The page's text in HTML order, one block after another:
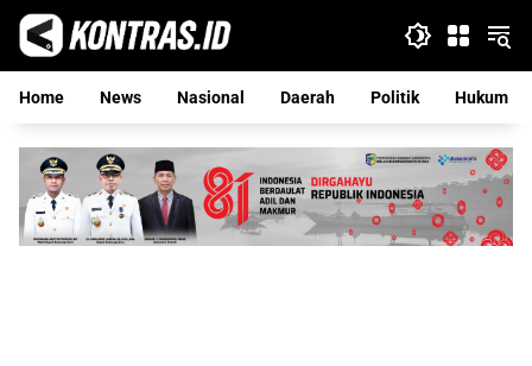
Langsung
konten
Home
News Nasional Daerah Politik Hukum